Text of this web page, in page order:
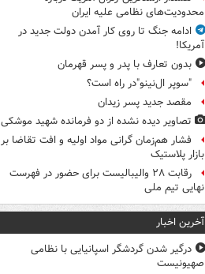
محدودیت‌های نظامی علیه ایران
ادامه جنگ تا روی کار آمدن دولت جدید در
آمریکا!
بدون تعارف با پدر و پسر قهرمان
"سوپر ال‌نینو"در راه است؟
مقصد جدید پسر زیدان
تصاویر دیده‌ نشده از دو فرمانده شهید موشکی
فشار هم‌زمان گرانی مواد اولیه و افت تقاضا بر
بازار پلاستیک
رقابت ۲۸ والیبالیست برای حضور در فهرست
نهایی تیم ملی
آخرین اخبار
درگیر شدن گردشگر اسپانیایی با نظامی
صهیونیست